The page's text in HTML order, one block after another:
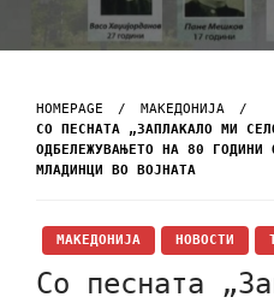
HOMEPAGE
МАКЕДОНИЈА
СО ПЕСНАТА „ЗАПЛАКАЛО МИ
ОДБЕЛЕЖУВАЊЕТО НА 80
МЛАДИНЦИ ВО ВОЈНАТА
МАКЕДОНИЈА НОВОСТИ
Со песната